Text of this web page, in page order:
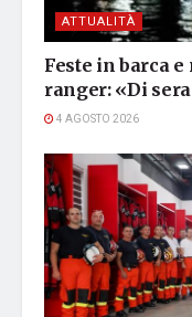
ATTUALITÀ
Feste in barca
ranger: «Di
4 AGOSTO 2026